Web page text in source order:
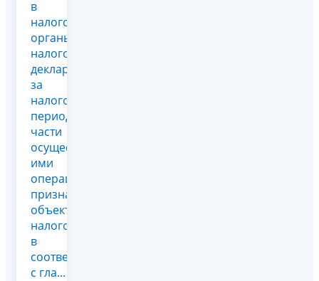
в
налоговые
органы
налоговой
декларации
за
налоговый
период в
части
осуществляемых
ими
операций,
признаваемых
объектом
налогообложения
в
соответствии
с гла...